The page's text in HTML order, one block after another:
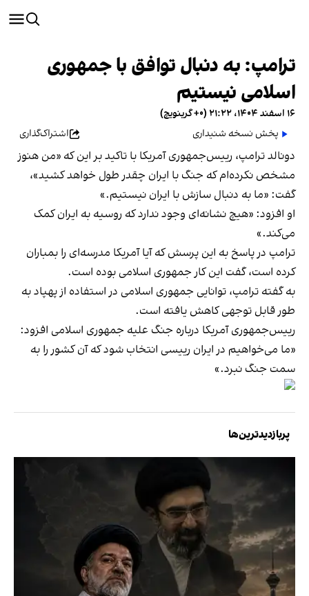
ترامپ: به دنبال توافق با جمهوری
اسلامی نیستیم
۱۶ اسفند ۱۴۰۴، ۲۱:۲۲ (‎+۰ گرینویچ)
پخش نسخه شنیداری
اشتراک‌گذاری
دونالد ترامپ، رییس‌جمهوری آمریکا با تاکید بر این که «من هنوز
مشخص نکرده‌ام که جنگ با ایران چقدر طول خواهد کشید»،
گفت: «ما به دنبال سازش با ایران نیستیم.»
او افزود: «هیچ نشانه‌ای وجود ندارد که روسیه به ایران کمک
می‌کند.»
ترامپ در پاسخ به این پرسش که آیا آمریکا مدرسه‌ای را بمباران
کرده است، گفت این کار جمهوری اسلامی بوده است.
به گفته ترامپ، توانایی جمهوری اسلامی در استفاده از پهپاد به
طور قابل توجهی کاهش یافته است.
رییس‌جمهوری آمریکا درباره جنگ علیه جمهوری اسلامی افزود:
«ما می‌خواهیم در ایران رییسی انتخاب شود که آن کشور را به
سمت جنگ نبرد.»
پربازدیدترین‌ها